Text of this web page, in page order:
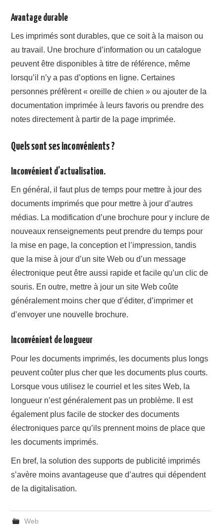
Avantage durable
Les imprimés sont durables, que ce soit à la maison ou
au travail. Une brochure d’information ou un catalogue
peuvent être disponibles à titre de référence, même
lorsqu’il n’y a pas d’options en ligne. Certaines
personnes préfèrent « oreille de chien » ou ajouter de la
documentation imprimée à leurs favoris ou prendre des
notes directement à partir de la page imprimée.
Quels sont ses inconvénients ?
Inconvénient d’actualisation.
En général, il faut plus de temps pour mettre à jour des
documents imprimés que pour mettre à jour d’autres
médias. La modification d’une brochure pour y inclure de
nouveaux renseignements peut prendre du temps pour
la mise en page, la conception et l’impression, tandis
que la mise à jour d’un site Web ou d’un message
électronique peut être aussi rapide et facile qu’un clic de
souris. En outre, mettre à jour un site Web coûte
généralement moins cher que d’éditer, d’imprimer et
d’envoyer une nouvelle brochure.
Inconvénient de longueur
Pour les documents imprimés, les documents plus longs
peuvent coûter plus cher que les documents plus courts.
Lorsque vous utilisez le courriel et les sites Web, la
longueur n’est généralement pas un problème. Il est
également plus facile de stocker des documents
électroniques parce qu’ils prennent moins de place que
les documents imprimés.
En bref, la solution des supports de publicité imprimés
s’avère moins avantageuse que d’autres qui dépendent
de la digitalisation.
Web